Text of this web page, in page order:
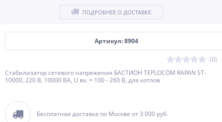
Артикул: 8904
(0)
Стабилизатор сетевого напряжения БАСТИОН TEPLOCOM RAPAN ST-
10000, 220 В, 10000 ВА, U вх. = 100 - 260 В, для котлов
Бесплатная доставка по Москве от 3 000 руб.
ПОДРОБНЕЕ О ДОСТАВКЕ